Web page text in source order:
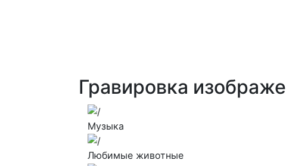
Гравировка
Музыка
Любимые животные